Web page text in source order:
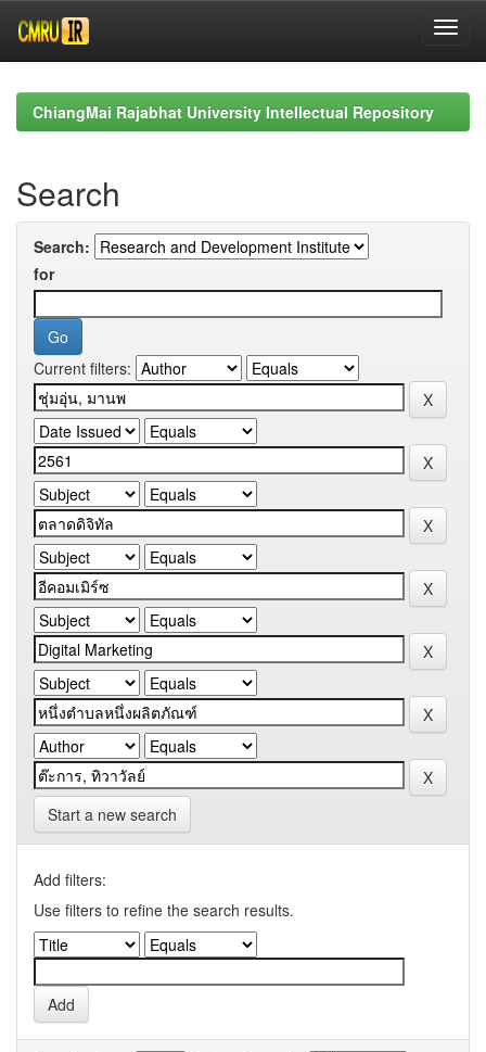
navigationChiangMai Rajabhat University Intellectual Repository
Search
Search:
for
Current filters:
Start a new search
Add filters:
Use filters to refine the search results.